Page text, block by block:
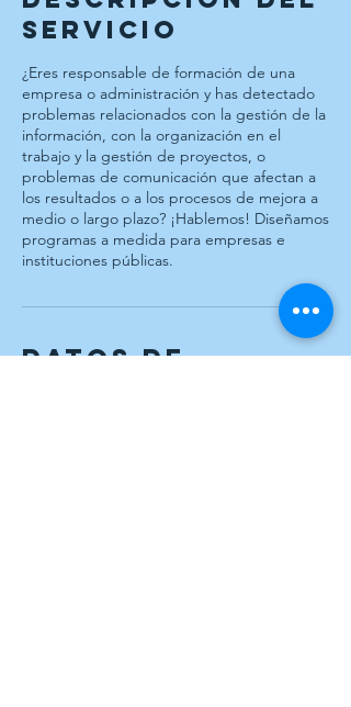
servicio
¿Eres responsable de formación de una
empresa o administración y has detectado
problemas relacionados con la gestión de la
información, con la organización en el
trabajo y la gestión de proyectos, o
problemas de comunicación que afectan a
los resultados o a los procesos de mejora a
medio o largo plazo? ¡Hablemos! Diseñamos
programas a medida para empresas e
instituciones públicas.
Datos de